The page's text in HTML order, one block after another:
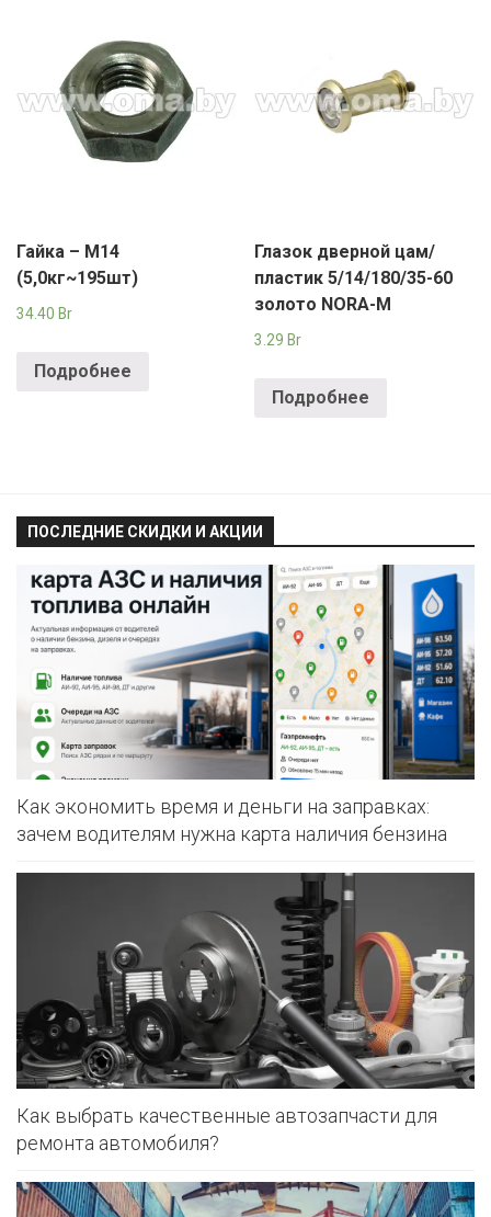
Гайка – М14
(5,0кг~195шт)
34.40 Br
Подробнее
Глазок дверной цам/
пластик 5/14/180/35-60
золото NORA-M
3.29 Br
Подробнее
ПОСЛЕДНИЕ СКИДКИ И АКЦИИ
Как экономить время и деньги на заправках:
зачем водителям нужна карта наличия бензина
Как выбрать качественные автозапчасти для
ремонта автомобиля?